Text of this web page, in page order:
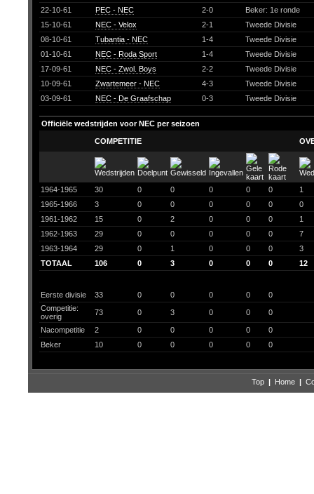
22-10-61
PEC - NEC 2-0
Beker: 1e ronde
15-10-61
NEC - Velox 2-1
Tweede Divisie
08-10-61
Tubantia - NEC 1-4
Tweede Divisie
01-10-61
NEC - Roda Sport 1-4
Tweede Divisie
17-09-61
NEC - Zwol. Boys 2-2
Tweede Divisie
10-09-61
Zwartemeer - NEC 4-3
Tweede Divisie
03-09-61
NEC - De Graafschap 0-3 Tweede Divisie
Officiële wedstrijden voor NEC per seizoen
COMPETITIE
1964-1965 30 0 0 0 0 0
1
1965-1966
3 0 0 0 0 0
0
1961-1962
15 0 2 0 0 0
1
1962-1963
29 0 0 0 0 0
7
1963-1964
29 0 1 0 0 0
3
TOTAAL
106 0 3 0 0 0 12
Eerste divisie 33 0 0 0 0
0
Competitie:
overig
73 0 3 0 0 0
Nacompetitie 2 0 0 0 0
0
Beker
10 0 0 0 0 0
Top | Home |